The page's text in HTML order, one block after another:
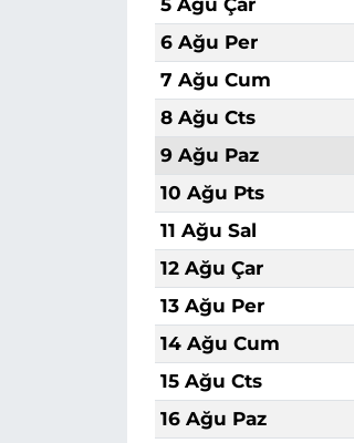
6 Ağu Per
7 Ağu Cum
8 Ağu Cts
9 Ağu Paz
10 Ağu Pts
11 Ağu Sal
12 Ağu Çar
13 Ağu Per
14 Ağu Cum
15 Ağu Cts
16 Ağu Paz